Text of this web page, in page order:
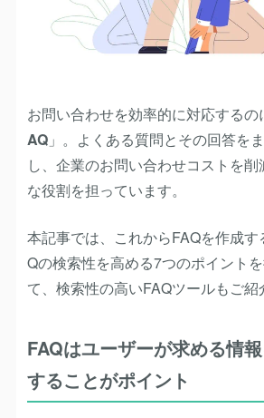
お問い合わせを効率的に対応するの
AQ」。よくある質問とその回答を
し、企業のお問い合わせコストを
な役割を担っています。
本記事では、これからFAQを作成
Qの検索性を高める7つのポイント
て、検索性の高いFAQツールもご紹
FAQはユーザーが求める情
することがポイント